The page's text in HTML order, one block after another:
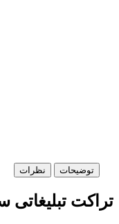
توضیحات نظرات
تراکت